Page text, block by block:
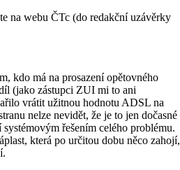
na webu ČTc (do redakční uzávěrky
kdo má na prosazení opětovného
(jako zástupci ZUI mi to ani
vrátit užitnou hodnotu ADSL na
nelze nevidět, že je to jen dočasné
řešením celého problému.
která po určitou dobu něco zahojí,